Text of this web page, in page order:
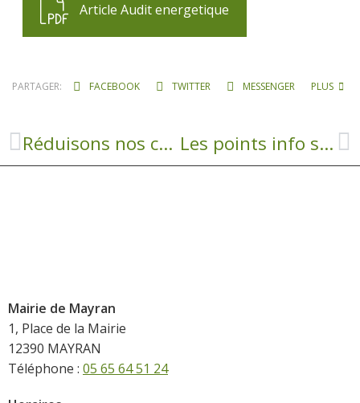
Article Audit energetique
PARTAGER: FACEBOOK TWITTER MESSENGER PLUS
Réduisons nos consommations énergétiques ! Les points info seniors : Un guichet unique de proximité dédié aux personnes âgées
Mairie de Mayran
1, Place de la Mairie
12390 MAYRAN
Téléphone : 05 65 64 51 24